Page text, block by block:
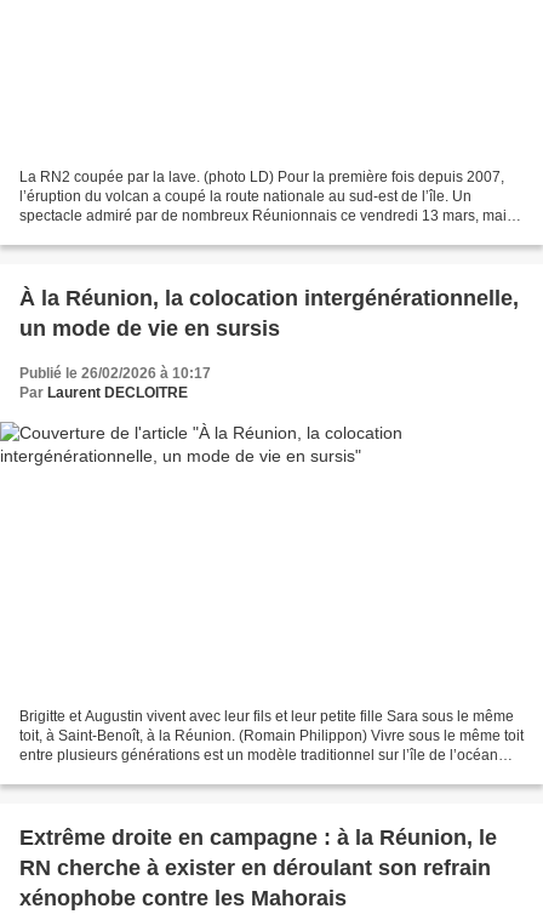
La RN2 coupée par la lave. (photo LD) Pour la première fois depuis 2007,
l’éruption du volcan a coupé la route nationale au sud-est de l’île. Un
spectacle admiré par de nombreux Réunionnais ce vendredi 13 mars, mais
À la Réunion, la colocation intergénérationnelle,
un mode de vie en sursis
Publié le 26/02/2026 à 10:17
Par Laurent DECLOITRE
Brigitte et Augustin vivent avec leur fils et leur petite fille Sara sous le même
toit, à Saint-Benoît, à la Réunion. (Romain Philippon) Vivre sous le même toit
entre plusieurs générations est un modèle traditionnel sur l’île de l’océan
Extrême droite en campagne : à la Réunion, le
RN cherche à exister en déroulant son refrain
xénophobe contre les Mahorais